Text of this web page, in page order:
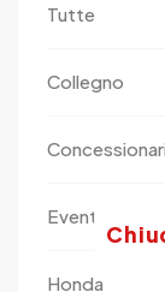
Tutte
Collegno
Eventi
Honda